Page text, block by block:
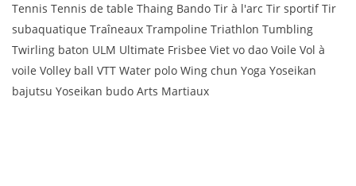
Tennis Tennis de table Thaing Bando Tir à l'arc Tir sportif Tir
subaquatique Traîneaux Trampoline Triathlon Tumbling
Twirling baton ULM Ultimate Frisbee Viet vo dao Voile Vol à
voile Volley ball VTT Water polo Wing chun Yoga Yoseikan
bajutsu Yoseikan budo Arts Martiaux